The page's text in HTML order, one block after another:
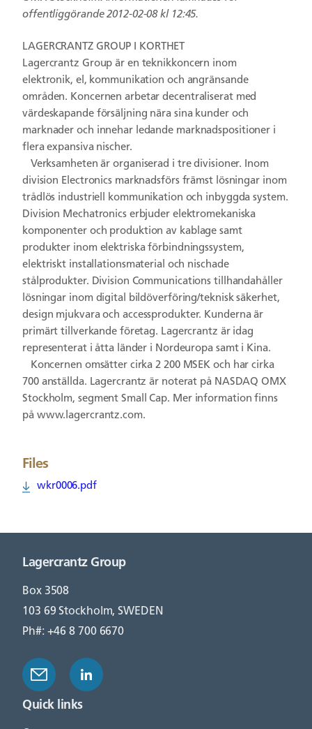
offentliggörande 2012-02-08 kl 12:45.
LAGERCRANTZ GROUP I KORTHET
Lagercrantz Group är en teknikkoncern inom
elektronik, el, kommunikation och angränsande
områden. Koncernen arbetar decentraliserat med
värdeskapande försäljning nära sina kunder och
marknader och innehar ledande marknadspositioner i
flera expansiva nischer.
Verksamheten är organiserad i tre divisioner. Inom
division Electronics marknadsförs främst lösningar inom
trådlös industriell kommunikation och inbyggda system.
Division Mechatronics erbjuder elektromekaniska
komponenter och produktion av kablage samt
produkter inom elektriska förbindningssystem,
elektriskt installationsmaterial och nischade
stålprodukter. Division Communications tillhandahåller
lösningar inom digital bildöverföring/teknisk säkerhet,
design mjukvara och accessprodukter. Kunderna är
primärt tillverkande företag. Lagercrantz är idag
representerat i åtta länder i Nordeuropa samt i Kina.
Koncernen omsätter cirka 2 200 MSEK och har cirka
700 anställda. Lagercrantz är noterat på NASDAQ OMX
Stockholm, segment Small Cap. Mer information finns
på www.lagercrantz.com.
Files
wkr0006.pdf
Lagercrantz Group
Box 3508
103 69 Stockholm, SWEDEN
Ph#: +46 8 700 6670
Quick links